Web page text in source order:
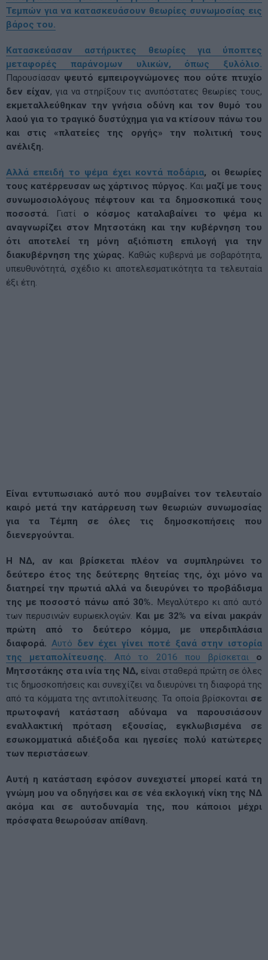
Τεμπών για να κατασκευάσουν θεωρίες συνωμοσίας εις
βάρος του.
Κατασκεύασαν αστήρικτες θεωρίες για ύποπτες
μεταφορές παράνομων υλικών, όπως ξυλόλιο.
Παρουσίασαν ψευτό εμπειρογνώμονες που ούτε πτυχίο
δεν είχαν, για να στηρίξουν τις ανυπόστατες θεωρίες τους,
εκμεταλλεύθηκαν την γνήσια οδύνη και τον θυμό του
λαού για το τραγικό δυστύχημα για να κτίσουν πάνω του
και στις «πλατείες της οργής» την πολιτική τους
ανέλιξη.
Αλλά επειδή το ψέμα έχει κοντά ποδάρια, οι θεωρίες
τους κατέρρευσαν ως χάρτινος πύργος. Και μαζί με τους
συνωμοσιολόγους πέφτουν και τα δημοσκοπικά τους
ποσοστά. Γιατί ο κόσμος καταλαβαίνει το ψέμα κι
αναγνωρίζει στον Μητσοτάκη και την κυβέρνηση του
ότι αποτελεί τη μόνη αξιόπιστη επιλογή για την
διακυβέρνηση της χώρας. Καθώς κυβερνά με σοβαρότητα,
υπευθυνότητά, σχέδιο κι αποτελεσματικότητα τα τελευταία
έξι έτη.
Είναι εντυπωσιακό αυτό που συμβαίνει τον τελευταίο
καιρό μετά την κατάρρευση των θεωριών συνωμοσίας
για τα Τέμπη σε όλες τις δημοσκοπήσεις που
διενεργούνται.
Η ΝΔ, αν και βρίσκεται πλέον να συμπληρώνει το
δεύτερο έτος της δεύτερης θητείας της, όχι μόνο να
διατηρεί την πρωτιά αλλά να διευρύνει το προβάδισμα
της με ποσοστό πάνω από 30%. Μεγαλύτερο κι από αυτό
των περυσινών ευρωεκλογών. Και με 32% να είναι μακράν
πρώτη από το δεύτερο κόμμα, με υπερδιπλάσια
διαφορά. Αυτό δεν έχει γίνει ποτέ ξανά στην ιστορία
της μεταπολίτευσης. Από το 2016 που βρίσκεται ο
Μητσοτάκης στα ινία της ΝΔ, είναι σταθερά πρώτη σε όλες
τις δημοσκοπήσεις και συνεχίζει να διευρύνει τη διαφορά της
από τα κόμματα της αντιπολίτευσης. Τα οποία βρίσκονται σε
πρωτοφανή κατάσταση αδύναμα να παρουσιάσουν
εναλλακτική πρόταση εξουσίας, εγκλωβισμένα σε
εσωκομματικά αδιέξοδα και ηγεσίες πολύ κατώτερες
των περιστάσεων.
Αυτή η κατάσταση εφόσον συνεχιστεί μπορεί κατά τη
γνώμη μου να οδηγήσει και σε νέα εκλογική νίκη της ΝΔ
ακόμα και σε αυτοδυναμία της, που κάποιοι μέχρι
πρόσφατα θεωρούσαν απίθανη.